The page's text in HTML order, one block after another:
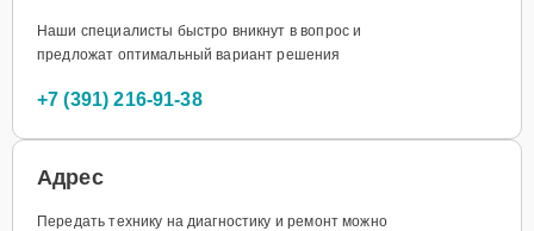
Наши специалисты быстро вникнут в вопрос и
предложат оптимальный вариант решения
+7 (391) 216-91-38
Адрес
Передать технику на диагностику и ремонт можно